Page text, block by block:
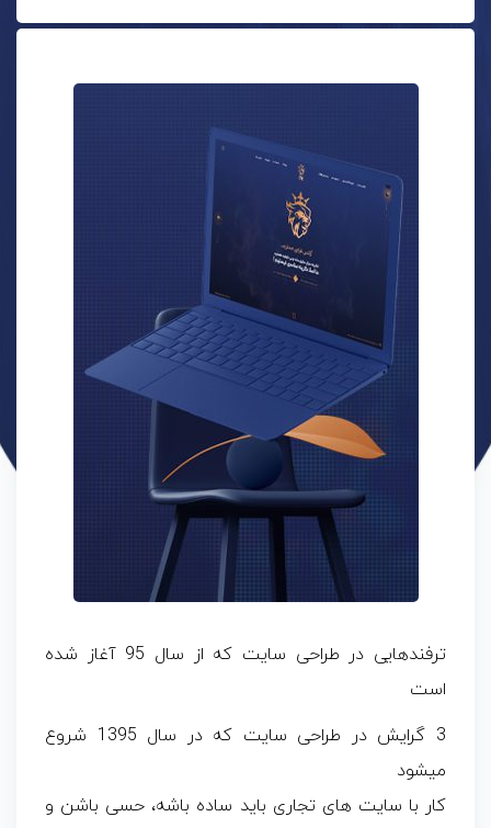
ترفندهایی در طراحی سایت که از سال 95 آغاز شده
است
3 گرایش در طراحی سایت که در سال 1395 شروع
میشود
کار با سایت های تجاری باید ساده باشه، حسی باشن و